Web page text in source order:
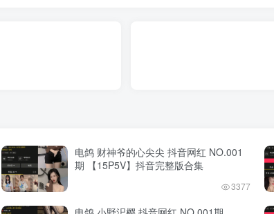
电鸽 财神爷的心尖尖 抖音网红 NO.001
期 【15P5V】抖音完整版合集
3377